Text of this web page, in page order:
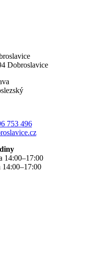
Dobroslavice
753 496
14:00–17:00
14:00–17:00